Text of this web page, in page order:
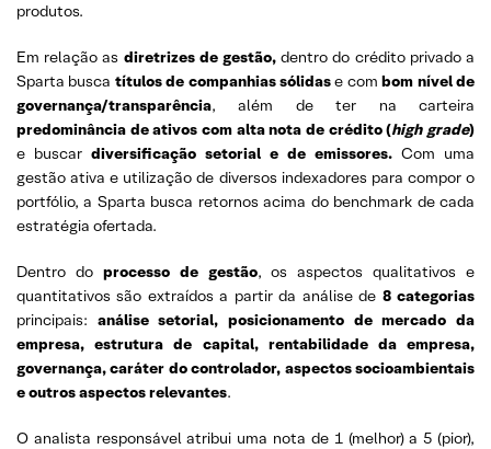
produtos.
Em relação as diretrizes de gestão, dentro do crédito privado a
Sparta busca títulos de companhias sólidase combom nível de
governança/transparência, além de ter na carteira
predominância de ativos com alta nota de crédito (high grade)
e buscar diversificação setorial e de emissores. Com uma
gestão ativa e utilização de diversos indexadores para compor o
portfólio, a Sparta busca retornos acima do benchmark de cada
estratégia ofertada.
Dentro doprocesso de gestão, os aspectos qualitativos e
quantitativos são extraídos a partir da análise de 8 categorias
principais: análise setorial, posicionamento de mercado da
empresa, estrutura de capital, rentabilidade da empresa,
governança, caráter do controlador, aspectos socioambientais
e outros aspectos relevantes.
O analista responsável atribui uma nota de 1 (melhor) a 5 (pior),